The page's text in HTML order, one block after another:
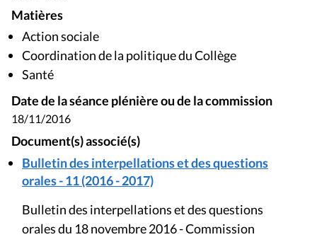
Matières
Action sociale
Coordination de la politique du Collège
Santé
Date de la séance plénière ou de la commission
18/11/2016
Document(s) associé(s)
Bulletin des interpellations et des questions
orales - 11 (2016 - 2017)
Bulletin des interpellations et des questions
orales du 18 novembre 2016 - Commission